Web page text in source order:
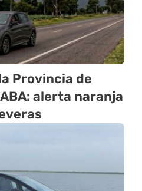
Provincia de
alerta naranja